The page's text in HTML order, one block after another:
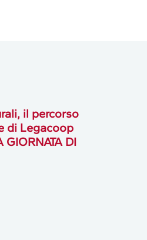
il percorso
di Legacoop
GIORNATA DI